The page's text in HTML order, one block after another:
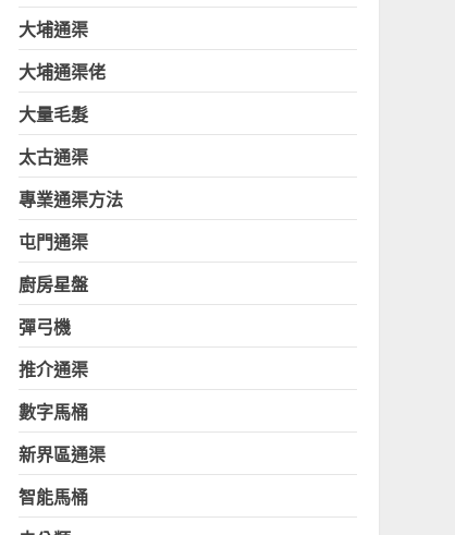
大埔通渠
大埔通渠佬
大量毛髮
太古通渠
專業通渠方法
屯門通渠
廚房星盤
彈弓機
推介通渠
數字馬桶
新界區通渠
智能馬桶